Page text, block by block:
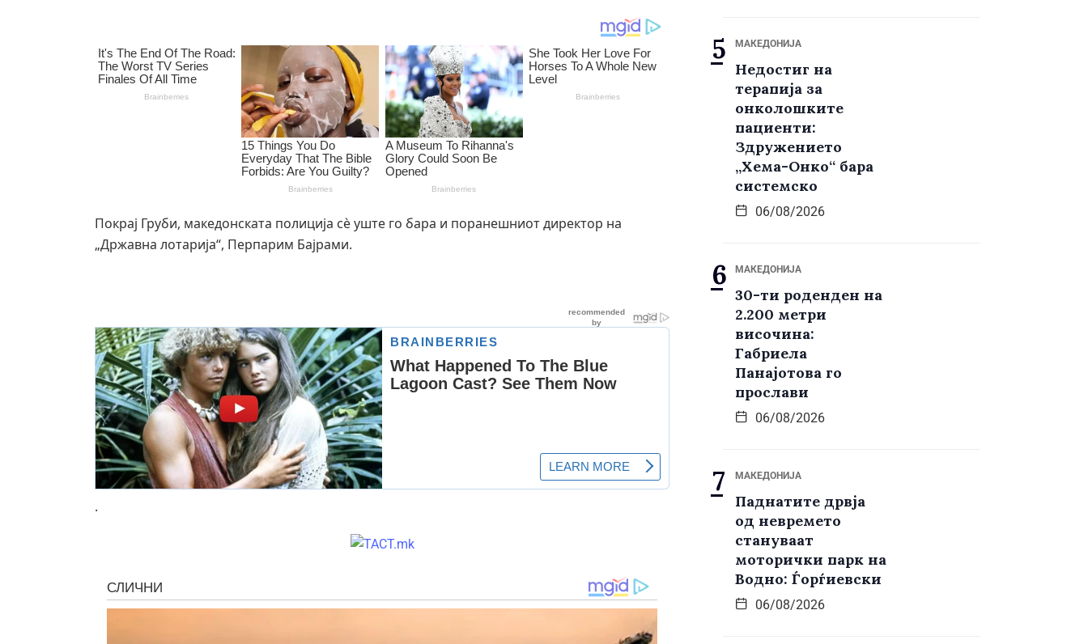
Покрај Груби, македонската полиција сè уште го бара и поранешниот директор на
„Државна лотарија“, Перпарим Бајрами.
.
МАКЕДОНИЈА
Недостиг на
терапија за
онколошките
пациенти:
Здружението
„Хема-Онко“ бара
системско
06/08/2026
МАКЕДОНИЈА
30-ти роденден на
2.200 метри
височина:
Габриела
Панајотова го
прослави
06/08/2026
МАКЕДОНИЈА
Паднатите дрвја
од невремето
стануваат
моторички парк на
Водно: Ѓорѓиевски
06/08/2026